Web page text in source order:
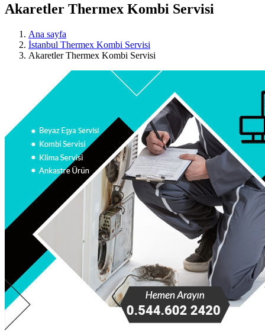
Akaretler Thermex Kombi Servisi
Ana sayfa
İstanbul Thermex Kombi Servisi
Akaretler Thermex Kombi Servisi